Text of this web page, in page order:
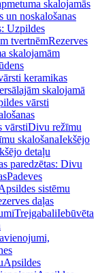
skalojamās
un noskalošanas
Uzpildes
tvertnēmRezerves
skalojamām
keramikas
skalojamā
vārsti
vārstiDivu režīmu
skalošanaIekšējo
detaļu
paredzētas: Divu
Padeves
sistēmu
daļas
TrejgabaliIebūvēta
Apsildes